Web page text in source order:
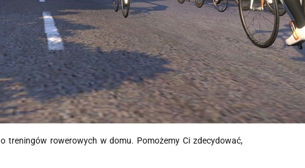
treningów rowerowych w domu. Pomożemy Ci zdecydować,